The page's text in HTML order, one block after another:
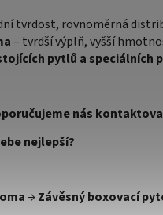
tvrdost, rovnoměrná
– tvrdší výplň, vyšší
pytlů a speciálních
nás
nejlepší?
→Závěsný boxovací